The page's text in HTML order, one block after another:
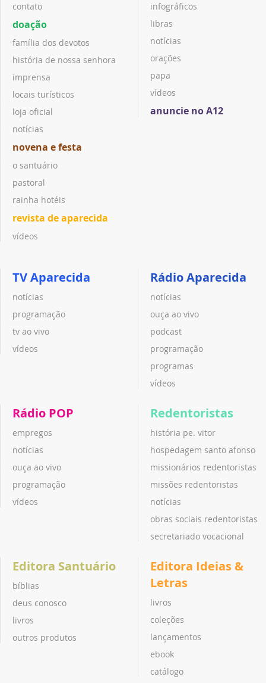
contato
doação
família dos devotos
história de nossa senhora
imprensa
locais turísticos
loja oficial
notícias
novena e festa
o santuário
pastoral
rainha hotéis
revista de aparecida
vídeos
infográficos
libras
notícias
orações
papa
vídeos
anuncie no A12
TV Aparecida
notícias
programação
tv ao vivo
vídeos
Rádio Aparecida
notícias
ouça ao vivo
podcast
programação
programas
vídeos
Rádio POP
empregos
notícias
ouça ao vivo
programação
vídeos
Redentoristas
história pe. vitor
hospedagem santo afonso
missionários redentoristas
missões redentoristas
notícias
obras sociais redentoristas
secretariado vocacional
Editora Santuário
bíblias
deus conosco
livros
outros produtos
Editora Ideias &
Letras
livros
coleções
lançamentos
ebook
catálogo